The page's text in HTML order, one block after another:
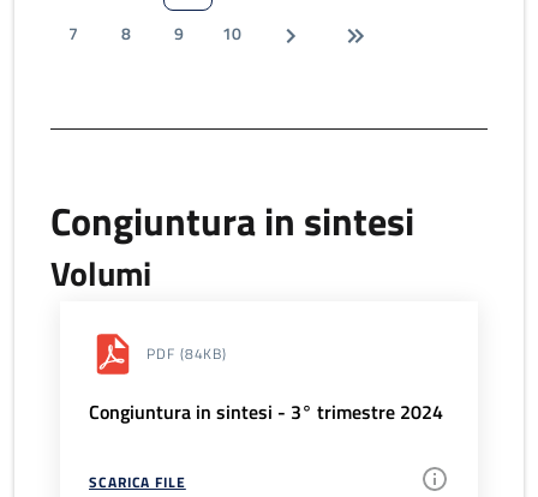
7
8 9 10
Congiuntura in sintesi
Volumi
PDF (84KB)
Congiuntura in sintesi - 3° trimestre 2024
SCARICA FILE